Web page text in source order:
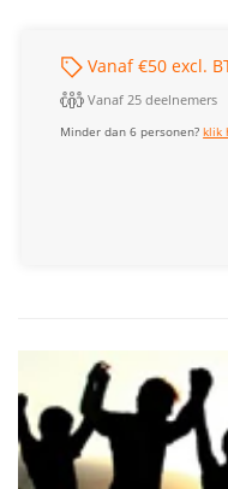
Vanaf €50 excl.
Vanaf 25 deelnemers
Minder dan 6 personen?klik